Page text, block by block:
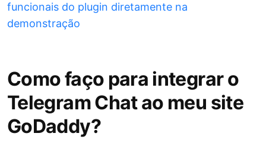
funcionais do plugin diretamente na
demonstração
Como faço para integrar o
Telegram Chat ao meu site
GoDaddy?